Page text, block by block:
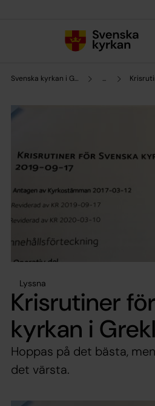
Svenska kyrkan i Grekland ...
Lyssna
Krisrutiner
kyrkan i
Hoppas på det bästa,
det värsta.